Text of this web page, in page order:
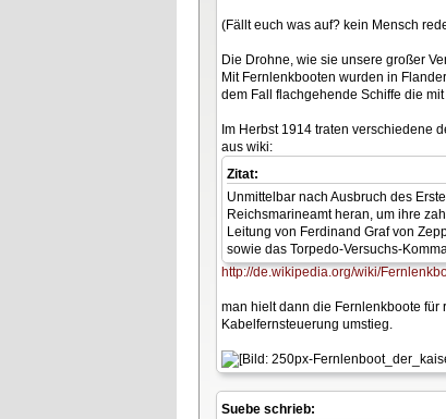
(Fällt euch was auf? kein Mensch
Die Drohne, wie sie unsere großer
Mit Fernlenkbooten wurden in
dem Fall flachgehende Schiffe die
Im Herbst 1914 traten verschiedene
aus wiki:
Zitat:
Unmittelbar nach Ausbruch des
Reichsmarineamt heran, um ihre
Leitung von Ferdinand Graf von
sowie das Torpedo-Versuchs-
http://de.wikipedia.org/wiki/
man hielt dann die Fernlenkboote
Kabelfernsteuerung umstieg.
Suebe schrieb: